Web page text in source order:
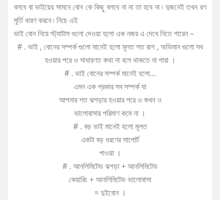
বলবে বা ভাইয়ের সামনে বোন কে কিছু বলবে না না তা হবে না ৷ দুজনেই তখন রণ
মূর্তি ধারণ করবে ৷ নিচে এই
ভাই বোন নিয়ে স্ট্যাটাস গুলো দেওয়া হলো এক নজর এ দেখে নিতে পারেন –
# . ভাই , বোনের সম্পর্ক গুলো মানেই হলো মূলত শত রাগ , অভিমান গুলো সব
হওয়ার পরে ও সাধারণত কথা না বলে থাকতে না পারা ।
# . ভাই বোনের সম্পর্ক মানেই হলো…
এমন এক প্রকার সব সম্পর্ক যা
আপনার শত ঝগড়ার হওয়ার পরে ও কখন ও
ভালোবাসার পরিমাণ কমে না ।
# . বড় ভাই মানেই হলো মূলত
একটা বড় ধরণের সাপোর্ট
পাওয়া ।
# . আনলিমিটেড ঝগড়া + আনলিমিটেড
কেয়ারিং + আনলিমিটেড ভালোবাসা
= দুইবোন ।